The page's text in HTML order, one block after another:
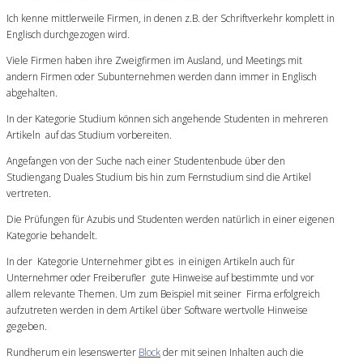
Ich kenne mittlerweile Firmen, in denen z.B. der Schriftverkehr komplett in
Englisch durchgezogen wird.
Viele Firmen haben ihre Zweigfirmen im Ausland, und Meetings mit
andern Firmen oder Subunternehmen werden dann immer in Englisch
abgehalten.
In der Kategorie Studium können sich angehende Studenten in mehreren
Artikeln auf das Studium vorbereiten.
Angefangen von der Suche nach einer Studentenbude über den
Studiengang Duales Studium bis hin zum Fernstudium sind die Artikel
vertreten.
Die Prüfungen für Azubis und Studenten werden natürlich in einer eigenen
Kategorie behandelt.
In der Kategorie Unternehmer gibt es in einigen Artikeln auch für
Unternehmer oder Freiberufler gute Hinweise auf bestimmte und vor
allem relevante Themen. Um zum Beispiel mit seiner Firma erfolgreich
aufzutreten werden in dem Artikel über Software wertvolle Hinweise
gegeben.
Rundherum ein lesenswerter Blockder mit seinen Inhalten auch die